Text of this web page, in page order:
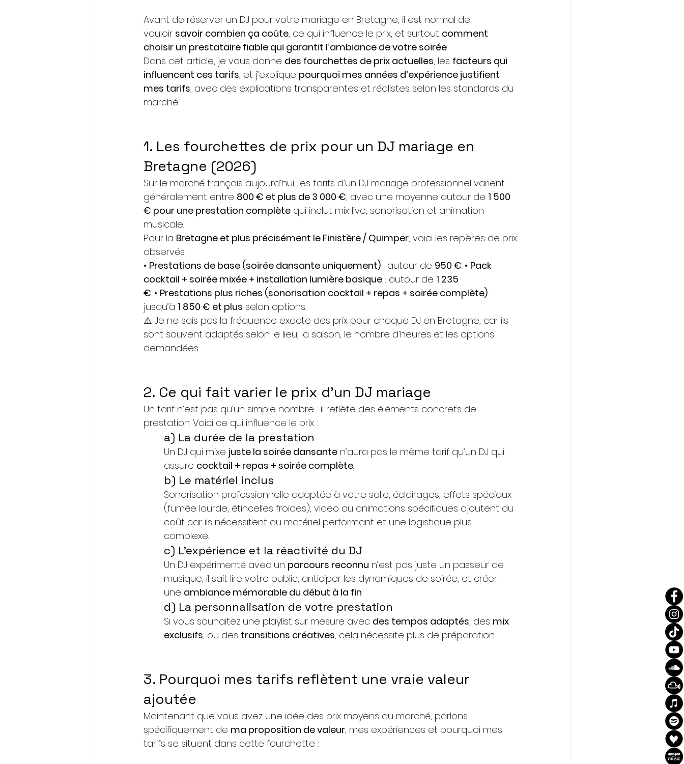
Avant de réserver un DJ pour votre mariage en Bretagne, il est normal de
vouloir savoir combien ça coûte, ce qui influence le prix, et surtout comment
choisir un prestataire fiable qui garantit l’ambiance de votre soirée.
Dans cet article, je vous donne des fourchettes de prix actuelles, les facteurs qui
influencent ces tarifs, et j’explique pourquoi mes années d’expérience justifient
mes tarifs, avec des explications transparentes et réalistes selon les standards du
marché.
1. Les fourchettes de prix pour un DJ mariage en
Bretagne (2026)
Sur le marché français aujourd’hui, les tarifs d’un DJ mariage professionnel varient
généralement entre 800 € et plus de 3 000 €, avec une moyenne autour de 1 500
€ pour une prestation complète qui inclut mix live, sonorisation et animation
musicale.
Pour la Bretagne et plus précisément le Finistère / Quimper, voici les repères de prix
observés :
• Prestations de base (soirée dansante uniquement) : autour de 950 €. • Pack
cocktail + soirée mixée + installation lumière basique : autour de 1 235
€. • Prestations plus riches (sonorisation cocktail + repas + soirée complète) :
jusqu’à 1 850 € et plus selon options.
⚠️ Je ne sais pas la fréquence exacte des prix pour chaque DJ en Bretagne, car ils
sont souvent adaptés selon le lieu, la saison, le nombre d’heures et les options
demandées.
2. Ce qui fait varier le prix d’un DJ mariage
Un tarif n’est pas qu’un simple nombre : il reflète des éléments concrets de
prestation. Voici ce qui influence le prix :
a) La durée de la prestation
Un DJ qui mixe juste la soirée dansante n’aura pas le même tarif qu’un DJ qui
assure cocktail + repas + soirée complète.
b) Le matériel inclus
Sonorisation professionnelle adaptée à votre salle, éclairages, effets spéciaux
(fumée lourde, étincelles froides), video ou animations spécifiques ajoutent du
coût car ils nécessitent du matériel performant et une logistique plus
complexe.
c) L’expérience et la réactivité du DJ
Un DJ expérimenté avec un parcours reconnu n’est pas juste un passeur de
musique, il sait lire votre public, anticiper les dynamiques de soirée, et créer
une ambiance mémorable du début à la fin.
d) La personnalisation de votre prestation
Si vous souhaitez une playlist sur mesure avec des tempos adaptés, des mix
exclusifs, ou des transitions créatives, cela nécessite plus de préparation.
3. Pourquoi mes tarifs reflètent une vraie valeur
ajoutée
Maintenant que vous avez une idée des prix moyens du marché, parlons
spécifiquement de ma proposition de valeur, mes expériences et pourquoi mes
tarifs se situent dans cette fourchette :